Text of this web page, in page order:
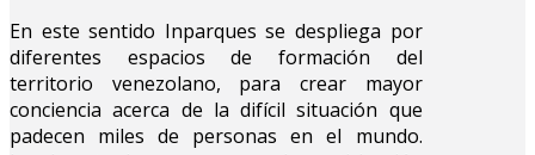
En este sentido Inparques se despliega por
diferentes espacios de formación del
territorio venezolano, para crear mayor
conciencia acerca de la difícil situación que
padecen miles de personas en el mundo.